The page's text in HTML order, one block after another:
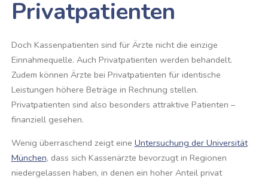
Privatpatienten
Doch Kassenpatienten sind für Ärzte nicht die einzige
Einnahmequelle. Auch Privatpatienten werden behandelt.
Zudem können Ärzte bei Privatpatienten für identische
Leistungen höhere Beträge in Rechnung stellen.
Privatpatienten sind also besonders attraktive Patienten –
finanziell gesehen.
Wenig überraschend zeigt eine Untersuchung der Universität
München, dass sich Kassenärzte bevorzugt in Regionen
niedergelassen haben, in denen ein hoher Anteil privat